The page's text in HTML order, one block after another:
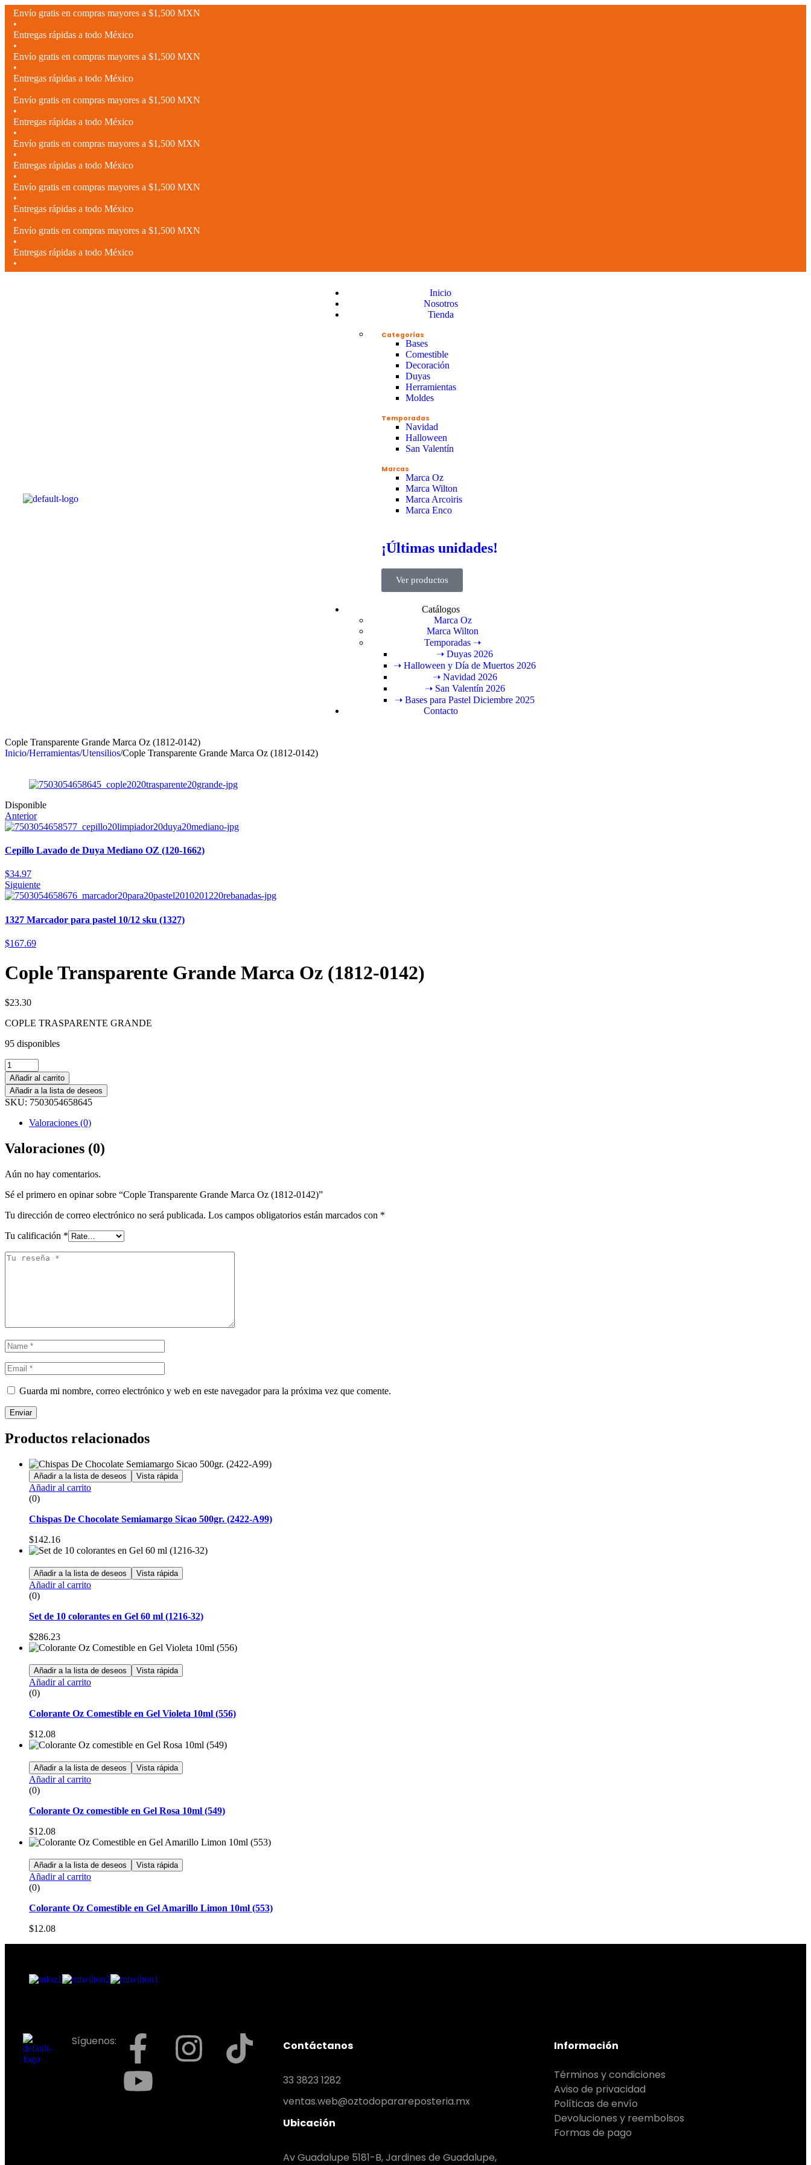
Envío gratis en compras mayores a $1,500 MXN
•
Entregas rápidas a todo México
•
Envío gratis en compras mayores a $1,500 MXN
•
Entregas rápidas a todo México
•
Envío gratis en compras mayores a $1,500 MXN
•
Entregas rápidas a todo México
•
Envío gratis en compras mayores a $1,500 MXN
•
Entregas rápidas a todo México
•
Envío gratis en compras mayores a $1,500 MXN
•
Entregas rápidas a todo México
•
Envío gratis en compras mayores a $1,500 MXN
•
Entregas rápidas a todo México
•
Inicio
Nosotros
Tienda
Categorías
Bases
Comestible
Decoración
Duyas
Herramientas
Moldes
Temporadas
Navidad
Halloween
San Valentín
Marcas
Marca Oz
Marca Wilton
Marca Arcoiris
Marca Enco
¡Últimas unidades!
Ver productos
Catálogos
Marca Oz
Marca Wilton
Temporadas ➝
➝ Duyas 2026
➝ Halloween y Día de Muertos 2026
➝ Navidad 2026
➝ San Valentín 2026
➝ Bases para Pastel Diciembre 2025
Contacto
Cople Transparente Grande Marca Oz (1812-0142)
Inicio/Herramientas/Utensilios/Cople Transparente Grande Marca Oz (1812-0142)
Disponible
Anterior
Cepillo Lavado de Duya Mediano OZ (120-1662)
$34.97
Siguiente
1327 Marcador para pastel 10/12 sku (1327)
$167.69
Cople Transparente Grande Marca Oz (1812-0142)
$23.30
COPLE TRASPARENTE GRANDE
95 disponibles
Añadir al carrito
Añadir a la lista de deseos
SKU: 7503054658645
Valoraciones (0)
Valoraciones (0)
Aún no hay comentarios.
Sé el primero en opinar sobre “Cople Transparente Grande Marca Oz (1812-0142)”
Tu dirección de correo electrónico no será publicada. Los campos obligatorios están marcados con *
Tu calificación *
Guarda mi nombre, correo electrónico y web en este navegador para la próxima vez que comente.
Enviar
Productos relacionados
Añadir a la lista de deseos Vista rápida
Añadir al carrito
(0)
Chispas De Chocolate Semiamargo Sicao 500gr. (2422-A99)
$142.16
Añadir a la lista de deseos Vista rápida
Añadir al carrito
(0)
Set de 10 colorantes en Gel 60 ml (1216-32)
$286.23
Añadir a la lista de deseos Vista rápida
Añadir al carrito
(0)
Colorante Oz Comestible en Gel Violeta 10ml (556)
$12.08
Añadir a la lista de deseos Vista rápida
Añadir al carrito
(0)
Colorante Oz comestible en Gel Rosa 10ml (549)
$12.08
Añadir a la lista de deseos Vista rápida
Añadir al carrito
(0)
Colorante Oz Comestible en Gel Amarillo Limon 10ml (553)
$12.08
Síguenos: Contáctanos
33 3823 1282
ventas.web@oztodoparareposteria.mx
Ubicación
Av Guadalupe 5181-B, Jardines de Guadalupe,
Información
Términos y condiciones
Aviso de privacidad
Políticas de envío
Devoluciones y reembolsos
Formas de pago